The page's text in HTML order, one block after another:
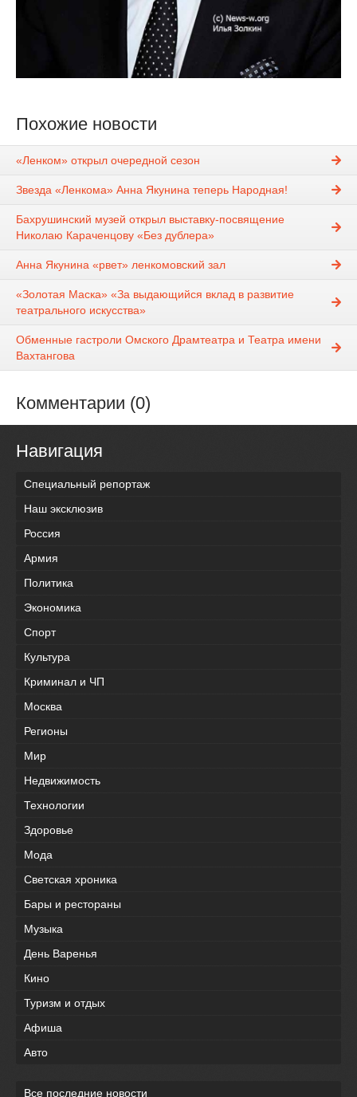
Похожие новости
«Ленком» открыл очередной сезон
Звезда «Ленкома» Анна Якунина теперь Народная!
Бахрушинский музей открыл выставку-посвящение
Николаю Караченцову «Без дублера»
Анна Якунина «рвет» ленкомовский зал
«Золотая Маска» «За выдающийся вклад в развитие
театрального искусства»
Обменные гастроли Омского Драмтеатра и Театра имени
Вахтангова
Комментарии (0)
Навигация
Специальный репортаж
Наш эксклюзив
Россия
Армия
Политика
Экономика
Спорт
Культура
Криминал и ЧП
Москва
Регионы
Мир
Недвижимость
Технологии
Здоровье
Мода
Светская хроника
Бары и рестораны
Музыка
День Варенья
Кино
Туризм и отдых
Афиша
Авто
Все последние новости